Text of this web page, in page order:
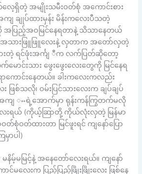
ေ့ရှိတဲ့ အမျိုးသမီးဝတ်စုံ အကောင်းစား
ချုပ်ထားမှန်း မိန်းကလေးပီသတဲ့
အပြည့်အဝမြင်နေရတာနဲ့ သိသာနေတယ်
း၊ အသားဖြူဖြူလေးနဲ့ လှတာက အတော်လှတဲ့
းတဲ့ ရင်ဖုံးအင်္ကျ ီက လက်ပြတ်ဆိုတော့
မောင်းသား ဖွေးဖွေးလေးတွေကို မြင်နေရ
ကောင်းနေတယ်။ ခါးကလေးကလည်း
ဖြစ်သလို၊ ဝမ်းပြင်သားလေးက ချပ်ချပ်
အကျ ႌရဲ့အောက်မှာ ရုန်းကန်ကြွတက်မလို
လေးရယ် (ကိုယ့်ဆြာတို့ ကိုယ်လုံးလှတဲ့ မြန်မာ
စုံဝတ်ထားတာ မြင်ဖူးရင် ကျနော်ပြော
မှာပါ)
မမြင့်နဲ့ အနေတော်လေးရယ်။ ကျနော်
မလေးက ပြည့်ပြည့်ဖြိုးဖြိုးလေး ဖြစ်နေ